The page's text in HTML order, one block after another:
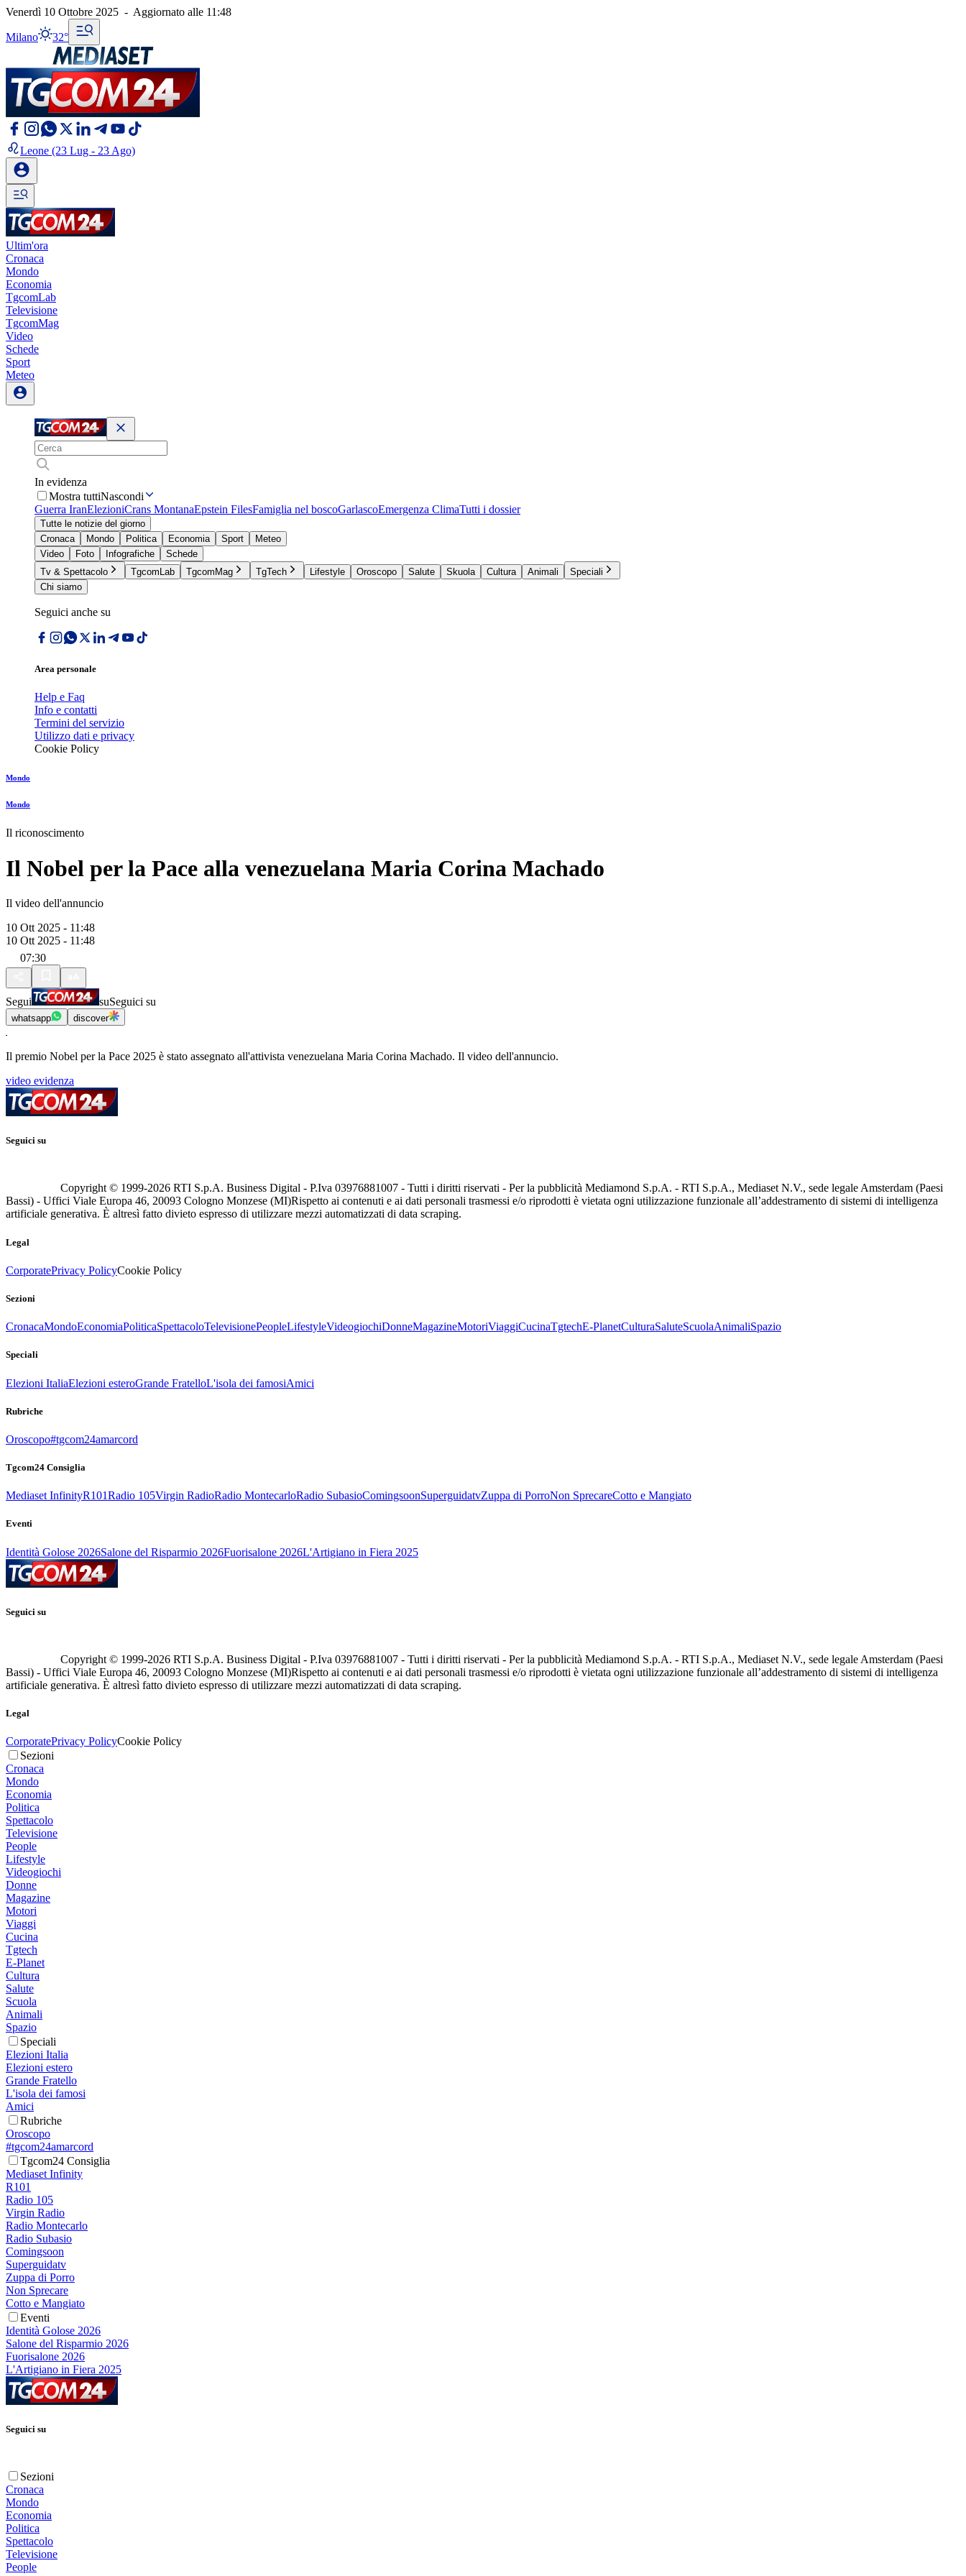
Venerdì 10 Ottobre 2025 - Aggiornato alle 11:48
Milano 32°
Leone (23 Lug - 23 Ago)
Ultim'ora
Cronaca
Mondo
Economia
TgcomLab
Televisione
TgcomMag
Video
Schede
Sport
Meteo
In evidenza
Mostra tuttiNascondi
Guerra IranElezioniCrans MontanaEpstein FilesFamiglia nel boscoGarlascoEmergenza ClimaTutti i dossier
Tutte le notizie del giorno
Cronaca
Mondo Politica Economia Sport
Meteo
Video
Foto Infografiche
Schede
Tv & Spettacolo
TgcomLab TgcomMag TgTech Lifestyle Oroscopo Salute Skuola Cultura Animali
Speciali
Chi siamo
Seguici anche su
Area personale
Help e Faq
Info e contatti
Termini del servizio
Utilizzo dati e privacy
Cookie Policy
Mondo
Mondo
Il riconoscimento
Il Nobel per la Pace alla venezuelana Maria Corina Machado
Il video dell'annuncio
10 Ott 2025 - 11:48
10 Ott 2025 - 11:48
07:30
Segui suSeguici su
whatsapp discover
Il premio Nobel per la Pace 2025 è stato assegnato all'attivista venezuelana Maria Corina Machado. Il video dell'annuncio.
video evidenza
Seguici su
Copyright © 1999-2026 RTI S.p.A. Business Digital - P.Iva 03976881007 - Tutti i diritti riservati - Per la pubblicità Mediamond S.p.A. - RTI S.p.A., Mediaset N.V., sede legale Amsterdam (Paesi
Bassi) - Uffici Viale Europa 46, 20093 Cologno Monzese (MI)Rispetto ai contenuti e ai dati personali trasmessi e/o riprodotti è vietata ogni utilizzazione funzionale all’addestramento di sistemi di intelligenza
artificiale generativa. È altresì fatto divieto espresso di utilizzare mezzi automatizzati di data scraping.
Legal
CorporatePrivacy PolicyCookie Policy
Sezioni
CronacaMondoEconomiaPoliticaSpettacoloTelevisionePeopleLifestyleVideogiochiDonneMagazineMotoriViaggiCucinaTgtechE-PlanetCulturaSaluteScuolaAnimaliSpazio
Speciali
Elezioni ItaliaElezioni esteroGrande FratelloL'isola dei famosiAmici
Rubriche
Oroscopo#tgcom24amarcord
Tgcom24 Consiglia
Mediaset InfinityR101Radio 105Virgin RadioRadio MontecarloRadio SubasioComingsoonSuperguidatvZuppa di PorroNon SprecareCotto e Mangiato
Eventi
Identità Golose 2026Salone del Risparmio 2026Fuorisalone 2026L'Artigiano in Fiera 2025
Seguici su
Copyright © 1999-2026 RTI S.p.A. Business Digital - P.Iva 03976881007 - Tutti i diritti riservati - Per la pubblicità Mediamond S.p.A. - RTI S.p.A., Mediaset N.V., sede legale Amsterdam (Paesi
Bassi) - Uffici Viale Europa 46, 20093 Cologno Monzese (MI)Rispetto ai contenuti e ai dati personali trasmessi e/o riprodotti è vietata ogni utilizzazione funzionale all’addestramento di sistemi di intelligenza
artificiale generativa. È altresì fatto divieto espresso di utilizzare mezzi automatizzati di data scraping.
Legal
CorporatePrivacy PolicyCookie Policy
Sezioni
Cronaca
Mondo
Economia
Politica
Spettacolo
Televisione
People
Lifestyle
Videogiochi
Donne
Magazine
Motori
Viaggi
Cucina
Tgtech
E-Planet
Cultura
Salute
Scuola
Animali
Spazio
Speciali
Elezioni Italia
Elezioni estero
Grande Fratello
L'isola dei famosi
Amici
Rubriche
Oroscopo
#tgcom24amarcord
Tgcom24 Consiglia
Mediaset Infinity
R101
Radio 105
Virgin Radio
Radio Montecarlo
Radio Subasio
Comingsoon
Superguidatv
Zuppa di Porro
Non Sprecare
Cotto e Mangiato
Eventi
Identità Golose 2026
Salone del Risparmio 2026
Fuorisalone 2026
L'Artigiano in Fiera 2025
Seguici su
Sezioni
Cronaca
Mondo
Economia
Politica
Spettacolo
Televisione
People